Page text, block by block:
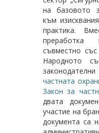
на базовото
към
практика.
съвместно
Народното
частната
Закон за
двата
участие на
документа са